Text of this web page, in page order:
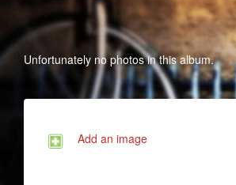
Unfortunately no photos in this album.
Add an image